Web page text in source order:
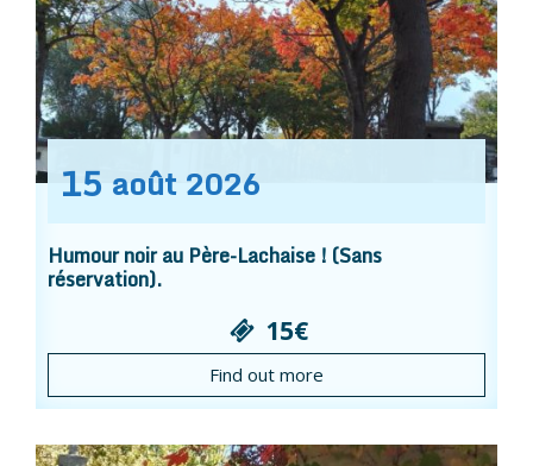
15 août 2026
Humour noir au Père-Lachaise ! (Sans
réservation).
15€
Find out more